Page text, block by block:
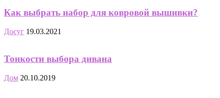
Как выбрать набор для ковровой вышивки?
Досуг 19.03.2021
Тонкости выбора дивана
Дом 20.10.2019